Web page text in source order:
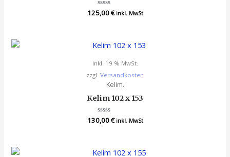
Bewertet
mit
125,00€ inkl. MwSt
inkl. 19 % MwSt.
zzgl. Versandkosten
Kelim.
Kelim 102 x 153
Bewertet
mit
130,00€ inkl. MwSt